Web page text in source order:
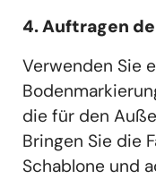
4. Auftragen
Verwenden Sie
die für den
Bringen Sie die
Schablone und